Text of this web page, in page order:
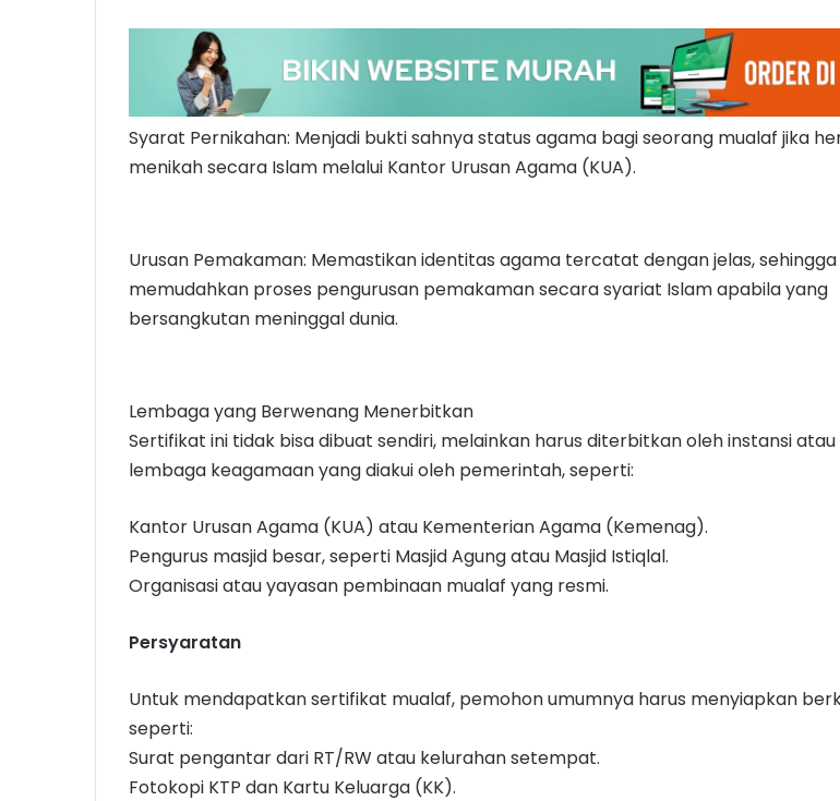
Syarat Pernikahan: Menjadi bukti sahnya status agama bagi seorang mualaf jika
menikah secara Islam melalui Kantor Urusan Agama (KUA).
Urusan Pemakaman: Memastikan identitas agama tercatat dengan jelas, sehingga
memudahkan proses pengurusan pemakaman secara syariat Islam apabila yang
bersangkutan meninggal dunia.
Lembaga yang Berwenang Menerbitkan
Sertifikat ini tidak bisa dibuat sendiri, melainkan harus diterbitkan oleh instansi atau
lembaga keagamaan yang diakui oleh pemerintah, seperti:
Kantor Urusan Agama (KUA) atau Kementerian Agama (Kemenag).
Pengurus masjid besar, seperti Masjid Agung atau Masjid Istiqlal.
Organisasi atau yayasan pembinaan mualaf yang resmi.
Persyaratan
Untuk mendapatkan sertifikat mualaf, pemohon umumnya harus menyiapkan
seperti:
Surat pengantar dari RT/RW atau kelurahan setempat.
Fotokopi KTP dan Kartu Keluarga (KK).